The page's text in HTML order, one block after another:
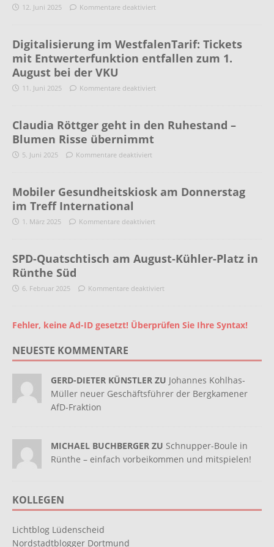
12. Juni 2025 Kommentare deaktiviert
Digitalisierung im WestfalenTarif: Tickets
mit Entwerterfunktion entfallen zum 1.
August bei der VKU
11. Juni 2025 Kommentare deaktiviert
Claudia Röttger geht in den Ruhestand –
Blumen Risse übernimmt
5. Juni 2025 Kommentare deaktiviert
Mobiler Gesundheitskiosk am Donnerstag
im Treff International
1. März 2025 Kommentare deaktiviert
SPD-Quatschtisch am August-Kühler-Platz in
Rünthe Süd
6. Februar 2025 Kommentare deaktiviert
Fehler, keine Ad-ID gesetzt! Überprüfen Sie Ihre Syntax!
NEUESTE KOMMENTARE
GERD-DIETER KÜNSTLER ZU Johannes Kohlhas-
Müller neuer Geschäftsführer der Bergkamener
AfD-Fraktion
MICHAEL BUCHBERGER ZU Schnupper-Boule in
Rünthe – einfach vorbeikommen und mitspielen!
KOLLEGEN
Lichtblog Lüdenscheid
Nordstadtblogger Dortmund